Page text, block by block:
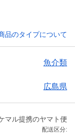
品のタイプについて
魚介類
広島県
マル提携のヤマト便
配送区分: